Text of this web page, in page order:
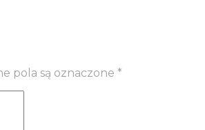
pola są oznaczone *